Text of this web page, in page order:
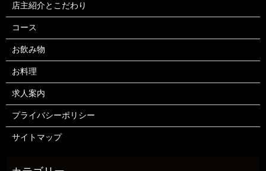
店主紹介とこだわり
コース
お飲み物
お料理
求人案内
プライバシーポリシー
サイトマップ